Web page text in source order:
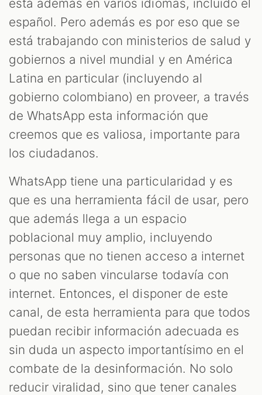
está además en varios idiomas, incluido el
español. Pero además es por eso que se
está trabajando con ministerios de salud y
gobiernos a nivel mundial y en América
Latina en particular (incluyendo al
gobierno colombiano) en proveer, a través
de WhatsApp esta información que
creemos que es valiosa, importante para
los ciudadanos.
WhatsApp tiene una particularidad y es
que es una herramienta fácil de usar, pero
que además llega a un espacio
poblacional muy amplio, incluyendo
personas que no tienen acceso a internet
o que no saben vincularse todavía con
internet. Entonces, el disponer de este
canal, de esta herramienta para que todos
puedan recibir información adecuada es
sin duda un aspecto importantísimo en el
combate de la desinformación. No solo
reducir viralidad, sino que tener canales